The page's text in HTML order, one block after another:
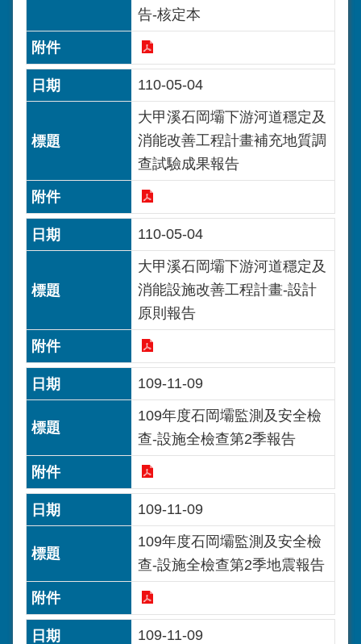
告-核定本
110-05-04
大甲溪石岡壩下游河道穩定及
消能改善工程計畫補充地質調
查試驗成果報告
110-05-04
大甲溪石岡壩下游河道穩定及
消能設施改善工程計畫-設計
原則報告
109-11-09
109年度石岡壩監測及安全檢
查-設施全檢查第2季報告
109-11-09
109年度石岡壩監測及安全檢
查-設施全檢查第2季地震報告
109-11-09